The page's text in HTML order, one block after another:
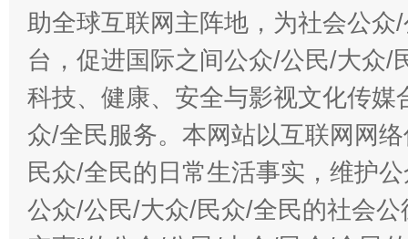
助全球互联网主阵地，为社会公
台，促进国际之间公众/公民/大众/
科技、健康、安全与影视文化传
众/全民服务。本网站以互联网网
民众/全民的日常生活事实，维护
公众/公民/大众/民众/全民的社会公